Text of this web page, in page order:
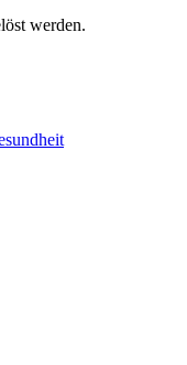
werden.